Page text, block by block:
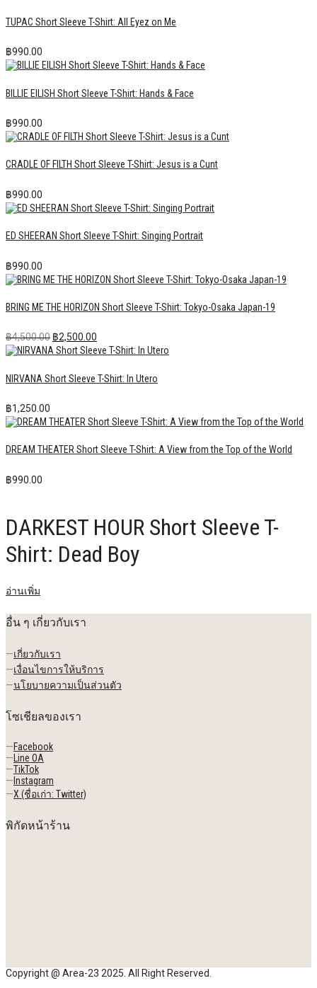
TUPAC Short Sleeve T-Shirt: All Eyez on Me
฿990.00
BILLIE EILISH Short Sleeve T-Shirt: Hands & Face
฿990.00
CRADLE OF FILTH Short Sleeve T-Shirt: Jesus is a Cunt
฿990.00
ED SHEERAN Short Sleeve T-Shirt: Singing Portrait
฿990.00
BRING ME THE HORIZON Short Sleeve T-Shirt: Tokyo-Osaka Japan-19
฿4,500.00 Original
price
was:
฿2,500.00
price
is:
NIRVANA Short Sleeve T-Shirt: In Utero
฿1,250.00
DREAM THEATER Short Sleeve T-Shirt: A View from the Top of the World
฿990.00
DARKEST HOUR Short Sleeve T-
Shirt: Dead Boy
อ่านเพิ่ม
อื่น ๆ เกี่ยวกับเรา
—เกี่ยวกับเรา
—เงื่อนไขการให้บริการ
—นโยบายความเป็นส่วนตัว
โซเชียลของเรา
—Facebook
— Line OA
—TikTok
— Instagram
—X (ชื่อเก่า: Twitter)
พิกัดหน้าร้าน
Copyright @ Area-23 2025. All Right Reserved.